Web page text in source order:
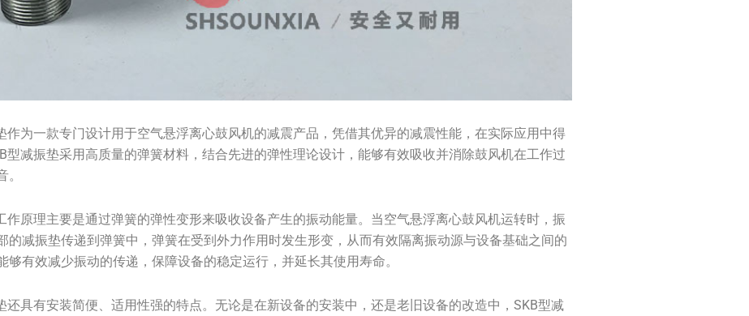
作为一款专门设计用于空气悬浮离心鼓风机的减震产品，凭借其优异的减震性能，在实际应用中得
型减振垫采用高质量的弹簧材料，结合先进的弹性理论设计，能够有效吸收并消除鼓风机在工作过
作原理主要是通过弹簧的弹性变形来吸收设备产生的振动能量。当空气悬浮离心鼓风机运转时，振
的减振垫传递到弹簧中，弹簧在受到外力作用时发生形变，从而有效隔离振动源与设备基础之间的
够有效减少振动的传递，保障设备的稳定运行，并延长其使用寿命。
还具有安装简便、适用性强的特点。无论是在新设备的安装中，还是老旧设备的改造中，SKB型减